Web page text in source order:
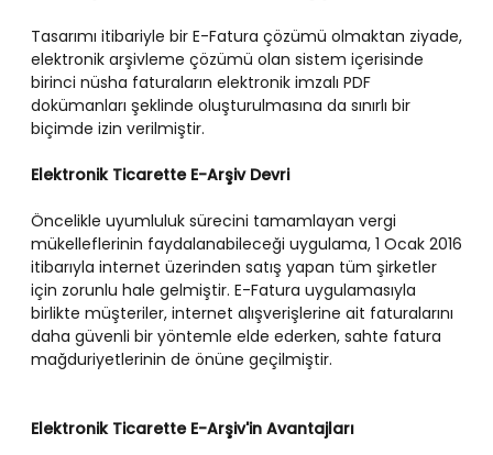
Tasarımı itibariyle bir E-Fatura çözümü olmaktan ziyade,
elektronik arşivleme çözümü olan sistem içerisinde
birinci nüsha faturaların elektronik imzalı PDF
dokümanları şeklinde oluşturulmasına da sınırlı bir
biçimde izin verilmiştir.
Elektronik Ticarette E-Arşiv Devri
Öncelikle uyumluluk sürecini tamamlayan vergi
mükelleflerinin faydalanabileceği uygulama, 1 Ocak 2016
itibarıyla internet üzerinden satış yapan tüm şirketler
için zorunlu hale gelmiştir. E-Fatura uygulamasıyla
birlikte müşteriler, internet alışverişlerine ait faturalarını
daha güvenli bir yöntemle elde ederken, sahte fatura
mağduriyetlerinin de önüne geçilmiştir.
Elektronik Ticarette E-Arşiv'in Avantajları